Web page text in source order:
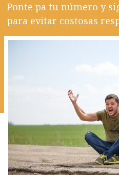
Ponte pa tu número y
para evitar costosas